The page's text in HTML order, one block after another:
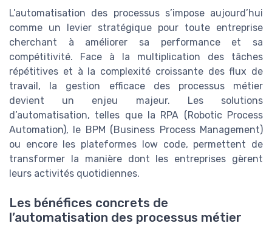
L’automatisation des processus s’impose aujourd’hui
comme un levier stratégique pour toute entreprise
cherchant à améliorer sa performance et sa
compétitivité. Face à la multiplication des tâches
répétitives et à la complexité croissante des flux de
travail, la gestion efficace des processus métier
devient un enjeu majeur. Les solutions
d’automatisation, telles que la RPA (Robotic Process
Automation), le BPM (Business Process Management)
ou encore les plateformes low code, permettent de
transformer la manière dont les entreprises gèrent
leurs activités quotidiennes.
Les bénéfices concrets de
l’automatisation des processus métier